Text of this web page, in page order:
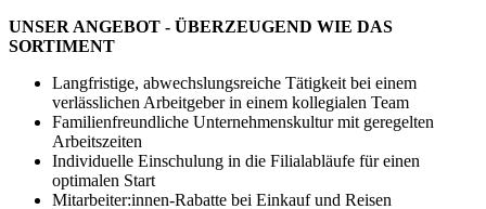
UNSER ANGEBOT - ÜBERZEUGEND WIE DAS
SORTIMENT
Langfristige, abwechslungsreiche Tätigkeit bei einem
verlässlichen Arbeitgeber in einem kollegialen Team
Familienfreundliche Unternehmenskultur mit geregelten
Arbeitszeiten
Individuelle Einschulung in die Filialabläufe für einen
optimalen Start
Mitarbeiter:innen-Rabatte bei Einkauf und Reisen